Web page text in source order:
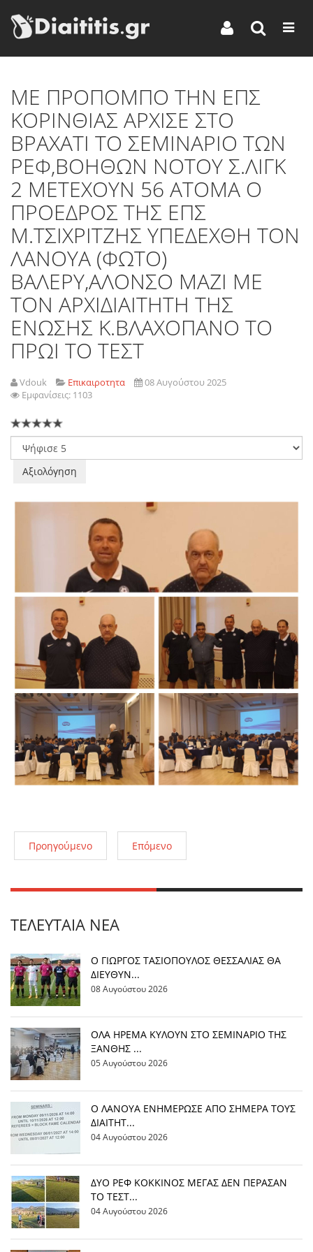
MΕ ΠΡΟΠΟΜΠΟ ΤΗΝ ΕΠΣ
ΚΟΡΙΝΘΙΑΣ ΑΡΧΙΣΕ ΣΤΟ
ΒΡΑΧΑΤΙ ΤΟ ΣΕΜΙΝΑΡΙΟ ΤΩΝ
ΡΕΦ,ΒΟΗΘΩΝ ΝΟΤΟΥ Σ.ΛΙΓΚ
2 ΜΕΤΕΧΟΥΝ 56 ΑΤΟΜΑ Ο
ΠΡΟΕΔΡΟΣ ΤΗΣ ΕΠΣ
Μ.ΤΣΙΧΡΙΤΖΗΣ ΥΠΕΔΕΧΘΗ ΤΟΝ
ΛΑΝΟΥΑ (ΦΩΤΟ)
ΒΑΛΕΡΥ,ΑΛΟΝΣΟ ΜΑΖΙ ΜΕ
ΤΟΝ ΑΡΧΙΔΙΑΙΤΗΤΗ ΤΗΣ
ΕΝΩΣΗΣ Κ.ΒΛΑΧΟΠΑΝΟ ΤΟ
ΠΡΩΙ ΤΟ ΤΕΣΤ
Vdouk Επικαιροτητα
08 Αυγούστου 2025
Εμφανίσεις: 1103
Παρακαλώ
αξιολογήστε
Προηγούμενο Επόμενο
ΤΕΛΕΥΤΑΊΑ ΝΈΑ
Ο ΓΙΩΡΓΟΣ ΤΑΣΙΟΠΟΥΛΟΣ ΘΕΣΣΑΛΙΑΣ ΘΑ
ΔΙΕΥΘΥΝ...
08 Αυγούστου 2026
OΛΑ ΗΡΕΜΑ ΚΥΛΟΥΝ ΣΤΟ ΣΕΜΙΝΑΡΙΟ ΤΗΣ
ΞΑΝΘΗΣ ...
05 Αυγούστου 2026
Ο ΛΑΝΟΥΑ ΕΝΗΜΕΡΩΣΕ ΑΠΟ ΣΗΜΕΡΑ ΤΟΥΣ
ΔΙΑΙΤΗΤ...
04 Αυγούστου 2026
ΔΥΟ ΡΕΦ ΚΟΚΚΙΝΟΣ ΜΕΓΑΣ ΔΕΝ ΠΕΡΑΣΑΝ
ΤΟ ΤΕΣΤ...
04 Αυγούστου 2026